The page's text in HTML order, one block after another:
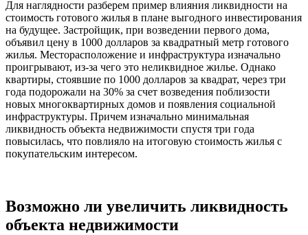
Для наглядности разберем пример влияния ликвидности на
стоимость готового жилья в плане выгодного инвестирования
на будущее. Застройщик, при возведении первого дома,
объявил цену в 1000 долларов за квадратный метр готового
жилья. Месторасположение и инфраструктура изначально
проигрывают, из-за чего это неликвидное жилье. Однако
квартиры, стоявшие по 1000 долларов за квадрат, через три
года подорожали на 30% за счет возведения поблизости
новых многоквартирных домов и появления социальной
инфраструктуры. Причем изначально минимальная
ликвидность объекта недвижимости спустя три года
повысилась, что повлияло на итоговую стоимость жилья с
покупательским интересом.
Возможно ли увеличить ликвидность
объекта недвижимости